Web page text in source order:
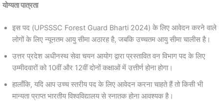
योग्यता पात्रता
इस पद (UPSSSC Forest Guard Bharti 2024) के लिए आवेदन करने वाले
लोगों के लिए न्यूनतम आयु सीमा अठारह है, जबकि उच्चतम आयु सीमा चालीस है।
उत्तर प्रदेश अधीनस्थ सेवा चयन आयोग द्वारा प्रस्तावित वन विभाग पद के लिए
उम्मीदवारों को 10वीं और 12वीं दोनों कक्षाओं में उत्तीर्ण होना होगा।
हालाँकि, यदि आप उच्च स्तरीय पद के लिए आवेदन करना चाहते हैं तो किसी भी
मान्यता प्राप्त भारतीय विश्वविद्यालय से स्नातक होना आवश्यक है।